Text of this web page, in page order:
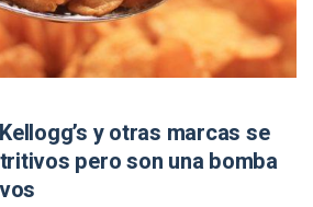
y otras marcas se
pero son una bomba